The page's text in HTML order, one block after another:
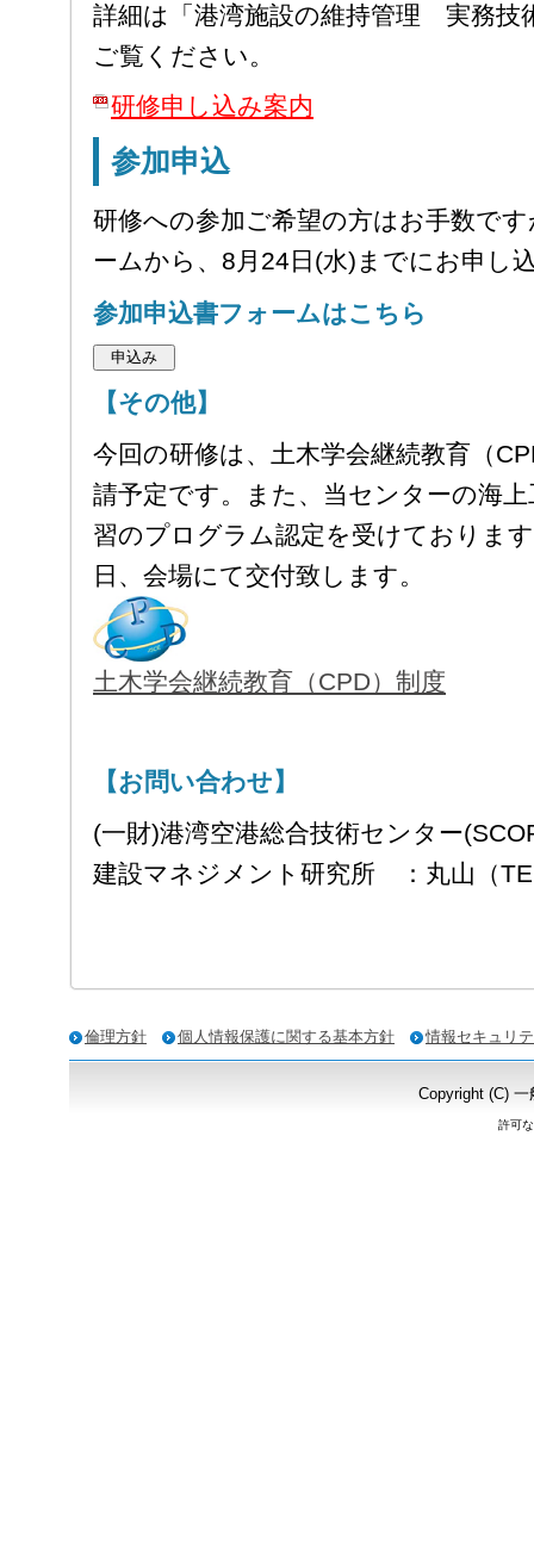
詳細は「港湾施設の維持管理 実務技
ご覧ください。
研修申し込み案内
参加申込
研修への参加ご希望の方はお手数で
ームから、8月24日(水)までにお申し
参加申込書フォームはこちら
【その他】
今回の研修は、土木学会継続教育（
請予定です。また、当センターの海
習のプログラム認定を受けておりま
日、会場にて交付致します。
土木学会継続教育（CPD）制度
【お問い合わせ】
(一財)港湾空港総合技術センター
建設マネジメント研究所 ：丸山（
倫理方針 個人情報保護に関する基本方針 情報セキュリ
Copyright (C)
許可